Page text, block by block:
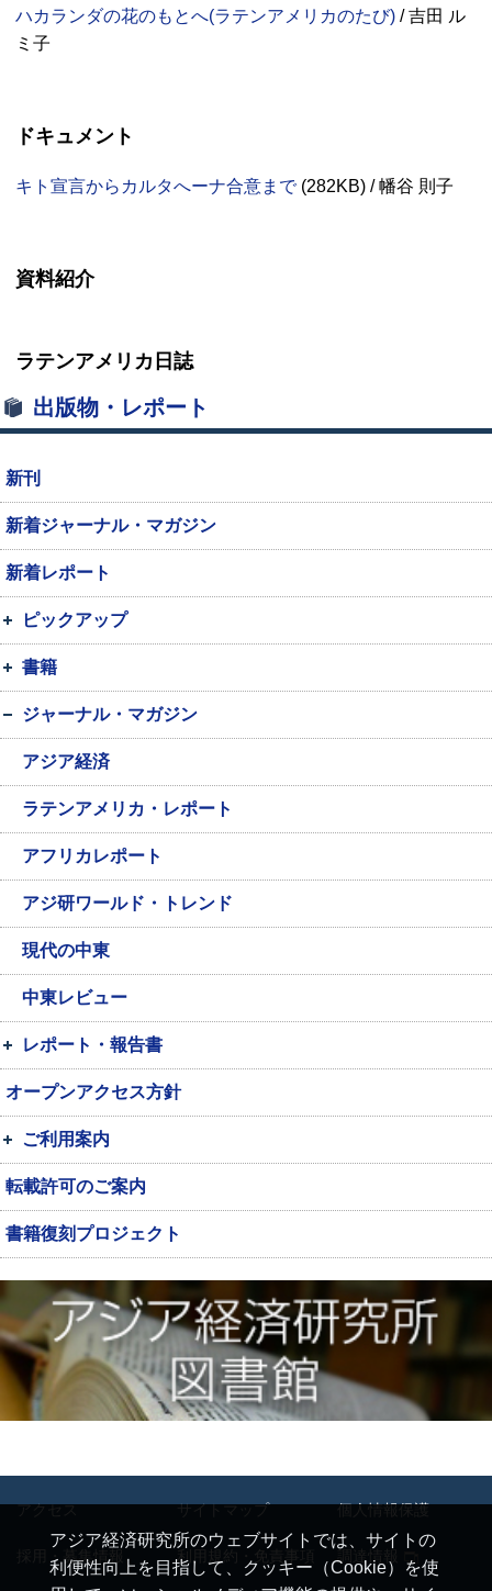
ハカランダの花のもとへ(ラテンアメリカのたび) / 吉田 ル
ミ子
ドキュメント
キト宣言からカルタへーナ合意まで(282KB) / 幡谷 則子
資料紹介
ラテンアメリカ日誌
出版物・レポート
新刊
新着ジャーナル・マガジン
新着レポート
ピックアップ
書籍
ジャーナル・マガジン
アジア経済
ラテンアメリカ・レポート
アフリカレポート
アジ研ワールド・トレンド
現代の中東
中東レビュー
レポート・報告書
オープンアクセス方針
ご利用案内
転載許可のご案内
書籍復刻プロジェクト
アジア経済研究所のウェブサイトでは、サイトの
利便性向上を目指して、クッキー（Cookie）を使
アクセス サイトマップ 個人情報保護
採用・募集情報 利用規約・免責事項